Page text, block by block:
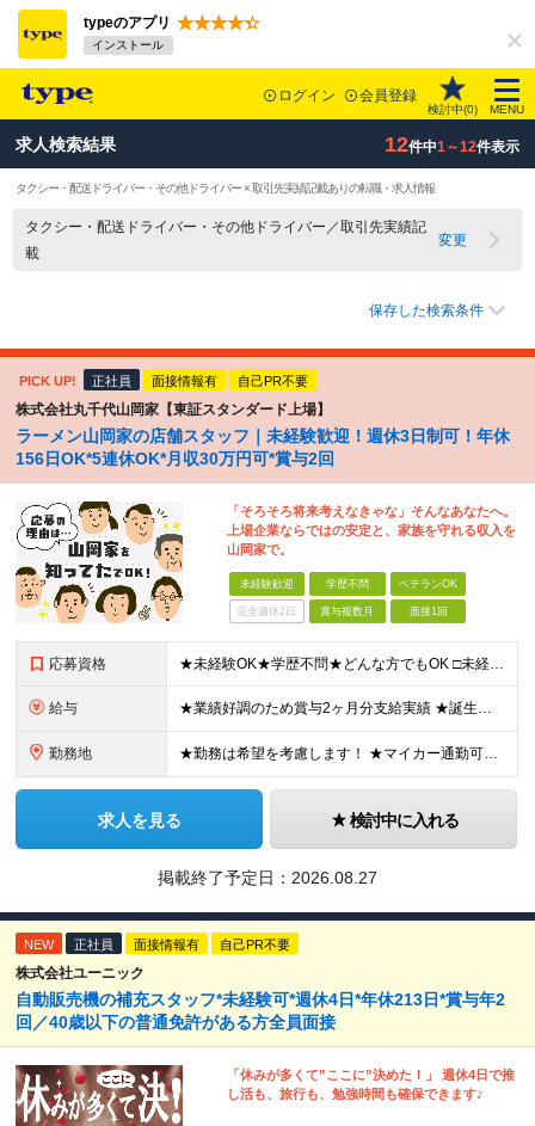
typeのアプリ
インストール
ログイン 会員登録
検討中(0) MENU
求人検索結果 12件中1～12件表示
タクシー・配送ドライバー・その他ドライバー × 取引先実績記載ありの転職・求人情報
タクシー・配送ドライバー・その他ドライバー／取引先実績記
載
変更
保存した検索条件
PICK UP! 正社員 面接情報有 自己PR不要
株式会社丸千代山岡家【東証スタンダード上場】
ラーメン山岡家の店舗スタッフ｜未経験歓迎！週休3日制可！年休
156日OK*5連休OK*月収30万円可*賞与2回
「そろそろ将来考えなきゃな」そんなあなたへ。
上場企業ならではの安定と、家族を守れる収入を
山岡家で。
未経験歓迎 学歴不問 ベテランOK
完全週休2日 賞与複数月 面接1回
応募資格 ★未経験OK★学歴不問★どんな方でもOK □未経験・第二新卒・フリーター □ブランクがある方 □転職回数が気になる方 □飲食業界にチャレンジしたい方 「やってみたい」という気持ちがあれば、皆さん大
給与 ★業績好調のため賞与2ヶ月分支給実績 ★誕生日手当など手当充実 ★年2回昇給チャンス有＆入社1年で店長昇格可 ★残業代全額支給（1分単位で支給） 【週休3日制の場合】 月給25万8,960円以上（固
勤務地 ★勤務は希望を考慮します！ ★マイカー通勤可（駐車場完備） ★全国の各店舗で募集中！続々出店予定！ ～国内300店舗、47都道府県への展開を目標に出店中！～ ▼積極採用地域▼ ・中部（富山、石川、
求人を見る 検討中に入れる
掲載終了予定日： 2026.08.27
NEW 正社員 面接情報有 自己PR不要
株式会社ユーニック
自動販売機の補充スタッフ*未経験可*週休4日*年休213日*賞与年2
回／40歳以下の普通免許がある方全員面接
「休みが多くて”ここに”決めた！」 週休4日で推
し活も、旅行も、勉強時間も確保できます♪